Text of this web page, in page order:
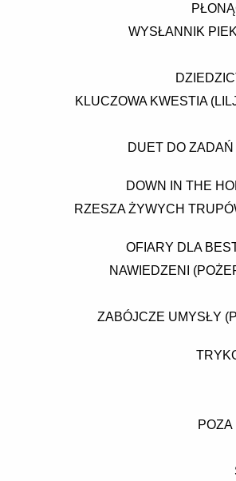
WYSŁANNIK
KLUCZOWA KWESTIA
DUET DO
DOWN IN THE
RZESZA ŻYWYCH
OFIARY DLA
NAWIEDZENI
ZABÓJCZE UMYSŁY